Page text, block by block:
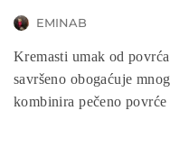
EMINAB
Kremasti umak od
savršeno obogaćuje
kombinira pečeno